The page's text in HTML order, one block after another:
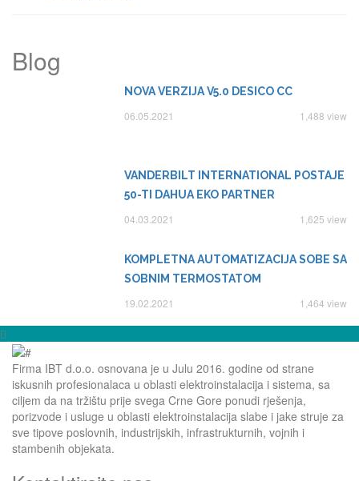
Blog
NOVA VERZIJA V5.0 DESICO CC
06.05.2021 1,488 view
VANDERBILT INTERNATIONAL POSTAJE
50-TI DAHUA EKO PARTNER
04.03.2021 1,625 view
KOMPLETNA AUTOMATIZACIJA SOBE SA
SOBNIM TERMOSTATOM
19.02.2021 1,464 view
Firma IBT d.o.o. osnovana je u Julu 2016. godine od strane
iskusnih profesionalaca u oblasti elektroinstalacija i sistema, sa
ciljem da na tržištu prije svega Crne Gore ponudi rješenja,
porizvode i usluge u oblasti elektroinstalacija slabe i jake struje za
sve tipove poslovnih, industrijskih, infrastrukturnih, vojnih i
stambenih objekata.